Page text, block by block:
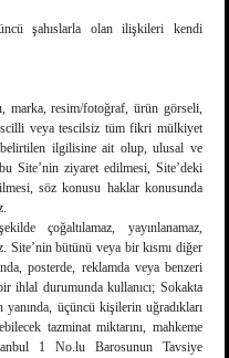
şahıslarla olan ilişkileri kendi
marka, resim/fotoğraf, ürün görseli,
veya tescilsiz tüm fikri mülkiyet
ilgilisine ait olup, ulusal ve
Site’nin ziyaret edilmesi, Site’deki
söz konusu haklar konusunda
çoğaltılamaz, yayınlanamaz,
Site’nin bütünü veya bir kısmı diğer
posterde, reklamda veya benzeri
ihlal durumunda kullanıcı; Sokakta
üçüncü kişilerin uğradıkları
tazminat miktarını, mahkeme
1 No.lu Barosunun Tavsiye